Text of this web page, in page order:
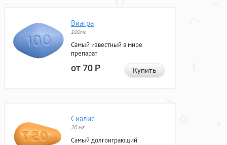
Виагра
100мг
Самый известный в мире
препарат
от 70Р Купить
Сиалис
20 мг
Самый долгоиграющий